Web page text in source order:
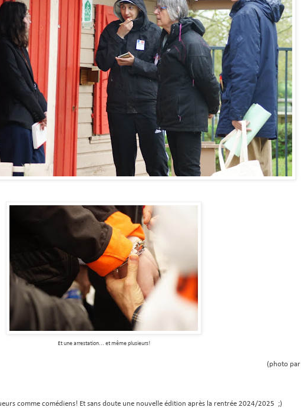
Et une arrestation... et même plusieurs!
(photo par
comme comédiens! Et sans doute une nouvelle édition après la rentrée 2024/2025 ;)